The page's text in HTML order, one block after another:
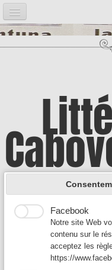
Accueil
Introduction
Illustrations▼
Auteurs A▼
Auteurs B - C▼
Auteurs D-F▼
A la
Google
Google
qui permet de
manière dont les
de notre site
Facebook
Notre site Web
contenu sur le
acceptez les
https://